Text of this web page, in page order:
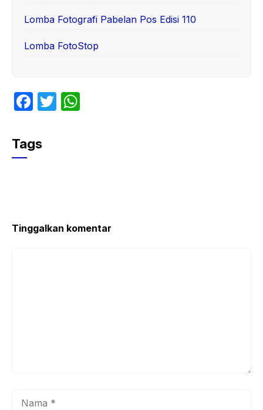
Lomba Fotografi Pabelan Pos Edisi 110
Lomba FotoStop
F
c
e
k
T
Tags
Tinggalkan komentar